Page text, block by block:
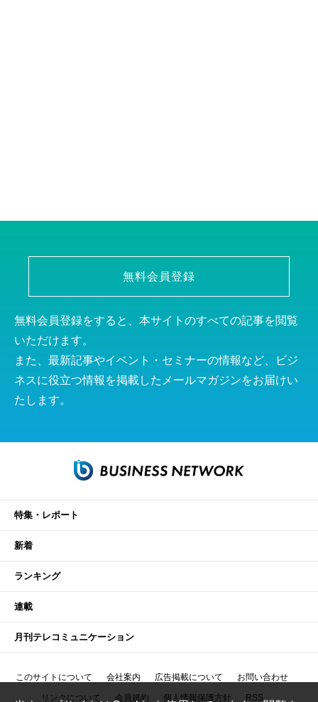
無料会員登録
無料会員登録をすると、本サイトのすべての記事を閲覧
いただけます。
また、最新記事やイベント・セミナーの情報など、ビジ
ネスに役立つ情報を掲載したメールマガジンをお届けい
たします。
特集・レポート
新着
ランキング
連載
月刊テレコミュニケーション
このサイトについて 会社案内 広告掲載について お問い合わせ
リンクについて 会員規約 個人情報保護方針 RSS